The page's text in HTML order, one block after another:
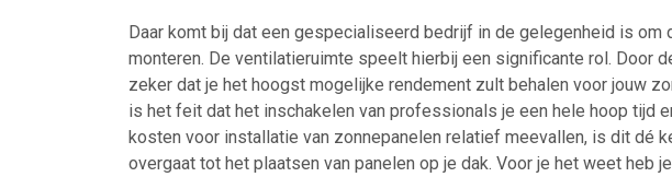
Daar komt bij dat een gespecialiseerd bedrijf in de gelegenheid is om
monteren. De ventilatieruimte speelt hierbij een significante rol. Door
zeker dat je het hoogst mogelijke rendement zult behalen voor jouw
is het feit dat het inschakelen van professionals je een hele hoop tijd
kosten voor installatie van zonnepanelen relatief meevallen, is dit dé
overgaat tot het plaatsen van panelen op je dak. Voor je het weet heb